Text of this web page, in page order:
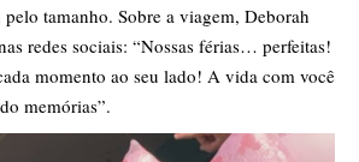
tamanho. Sobre a viagem, Deborah
redes sociais: “Nossas férias… perfeitas!
momento ao seu lado! A vida com você
memórias”.